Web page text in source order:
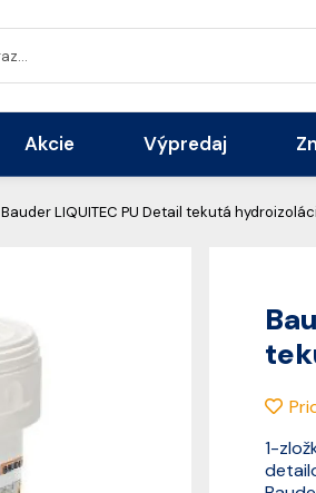
Akcie Výpredaj
Bauder LIQUITEC PU Detail tekutá
1-